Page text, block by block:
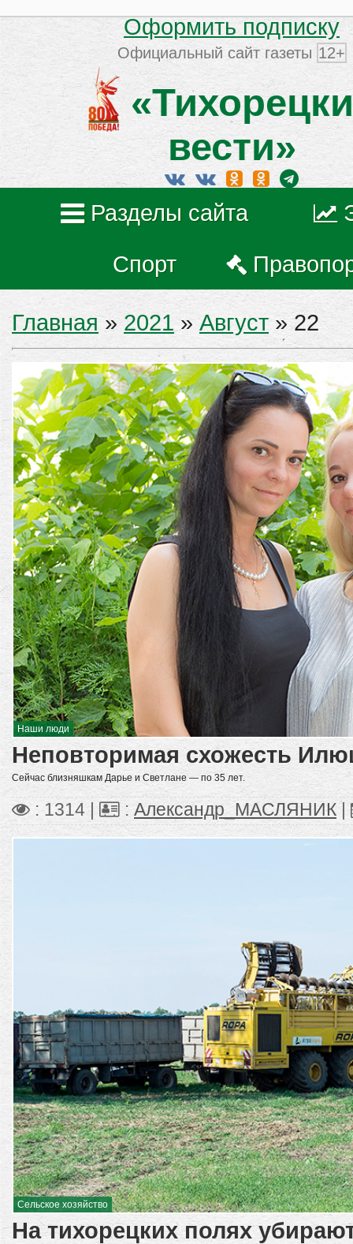
Оформить подписку
Официальный сайт газеты 12+
вести»
Разделы сайта
Спорт
Главная » 2021 » Август » 22
Наши люди
Неповторимая схожесть
Сейчас близняшкам Дарье и Светлане — по 35 лет.
: 1314 | : Александр_МАСЛЯНИК
Сельское хозяйство
На тихорецких полях